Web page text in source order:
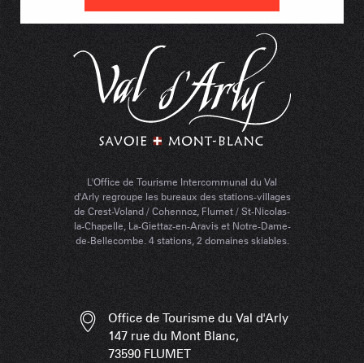
L'Office de Tourisme Intercommunal du Val
d'Arly regroupe les bureaux des stations-villages
de Crest-Voland / Cohennoz, Flumet / St-Nicolas-
la-Chapelle, La-Giettaz-en-Aravis et Notre-Dame-
de-Bellecombe. 4 stations, 2 domaines skiables.
Office de Tourisme du Val d'Arly
147 rue du Mont Blanc,
73590 FLUMET